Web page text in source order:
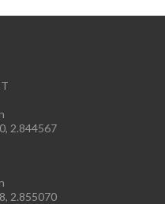
2.844567
2.855070